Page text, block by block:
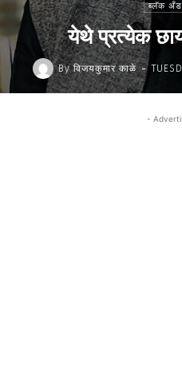
ब्लॅक अँड
येथे प्रत्येक
By विजयकुमार काळे -
-